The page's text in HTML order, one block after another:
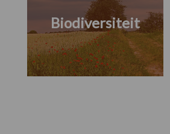
Biodiversiteit